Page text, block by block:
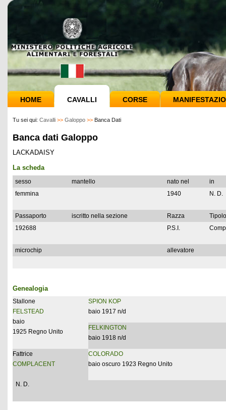
HOME CAVALLI CORSE
Tu sei qui: Cavalli >> Galoppo >> Banca Dati
Banca dati Galoppo
LACKADAISY
La scheda
sesso mantello nato nel
in
femmina
1940 N. D.
Passaporto iscritto nella sezione Razza
192688
P.S.I.
microchip allevatore
Genealogia
Stallone
FELSTEAD
baio
1925 Regno Unito
SPION KOP
baio 1917 n/d
FELKINGTON
baio 1918 n/d
Fattrice
COMPLACENT
N. D.
COLORADO
baio oscuro 1923 Regno Unito